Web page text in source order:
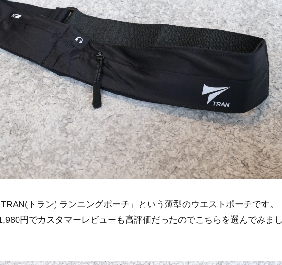
トラン) ランニングポーチ」という薄型のウエストポーチです。
円でカスタマーレビューも高評価だったのでこちらを選んでみまし